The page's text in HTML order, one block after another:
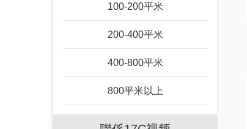
100-200平米
200-400平米
400-800平米
800平米以上